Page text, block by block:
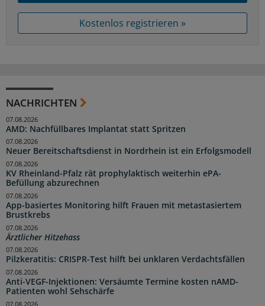
Kostenlos registrieren »
NACHRICHTEN
AMD: Nachfüllbares Implantat statt Spritzen
07.08.2026
Neuer Bereitschaftsdienst in Nordrhein ist ein Erfolgsmodell
07.08.2026
KV Rheinland-Pfalz rät prophylaktisch weiterhin ePA-
Befüllung abzurechnen
07.08.2026
App-basiertes Monitoring hilft Frauen mit metastasiertem
Brustkrebs
07.08.2026
Ärztlicher Hitzehass
07.08.2026
Pilzkeratitis: CRISPR-Test hilft bei unklaren Verdachtsfällen
07.08.2026
Anti-VEGF-Injektionen: Versäumte Termine kosten nAMD-
Patienten wohl Sehschärfe
07.08.2026
07.08.2026